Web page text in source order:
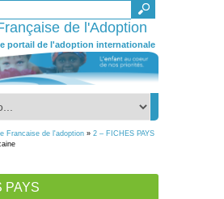
de l'Adoption
portail de l'adoption internationale
Francaise de l'adoption» 2 – FICHES PAYS
PAYS